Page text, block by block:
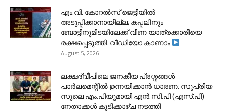
​എം.വി. കോറൽസ് ജെട്ടിയിൽ
അടുപ്പിക്കാനായില്ല; കപ്പലിനും
ബോട്ടിനുമിടയിലേക്ക് വീണ യാത്രക്കാരിയെ
രക്ഷപ്പെടുത്തി. വീഡിയോ കാണാം
August 5, 2026
ലക്ഷദ്വീപിലെ ജനകീയ പ്രശ്നങ്ങൾ
പാർലമെന്റിൽ ഉന്നയിക്കാൻ ധാരണ: സുപ്രിയ
സുലെ എം.പിയുമായി എൻ.സി.പി (എസ്.പി)
നേതാക്കൾ കൂടിക്കാഴ്ച നടത്തി